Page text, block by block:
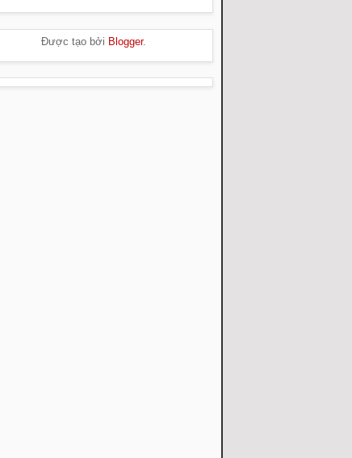
Được tạo bởi Blogger.